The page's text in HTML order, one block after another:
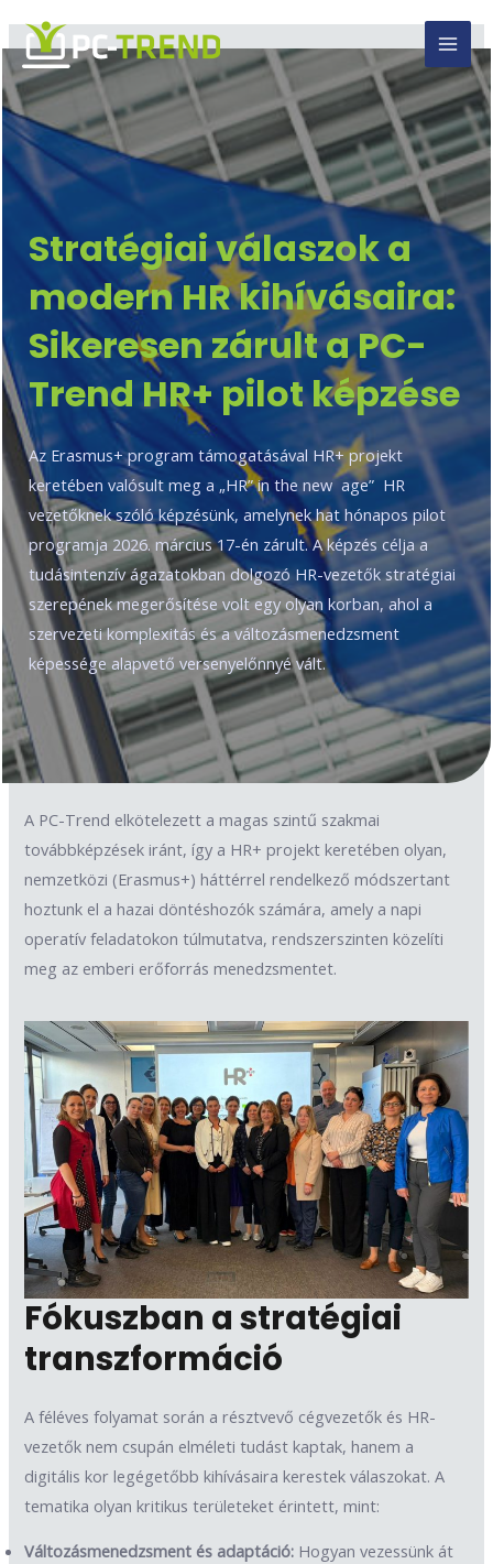
to
content
Stratégiai válaszok a
modern HR kihívásaira:
Sikeresen zárult a PC-
Trend HR+ pilot képzése
Az Erasmus+ program támogatásával HR+ projekt
keretében valósult meg a „HR” in the new age” HR
vezetőknek szóló képzésünk, amelynek hat hónapos pilot
programja 2026. március 17-én zárult. A képzés célja a
tudásintenzív ágazatokban dolgozó HR-vezetők stratégiai
szerepének megerősítése volt egy olyan korban, ahol a
szervezeti komplexitás és a változásmenedzsment
képessége alapvető versenyelőnnyé vált.
A PC-Trend elkötelezett a magas szintű szakmai
továbbképzések iránt, így a HR+ projekt keretében olyan,
nemzetközi (Erasmus+) háttérrel rendelkező módszertant
hoztunk el a hazai döntéshozók számára, amely a napi
operatív feladatokon túlmutatva, rendszerszinten közelíti
meg az emberi erőforrás menedzsmentet.
Fókuszban a stratégiai
transzformáció
A féléves folyamat során a résztvevő cégvezetők és HR-
vezetők nem csupán elméleti tudást kaptak, hanem a
digitális kor legégetőbb kihívásaira kerestek válaszokat. A
tematika olyan kritikus területeket érintett, mint:
Változásmenedzsment és adaptáció: Hogyan vezessünk át